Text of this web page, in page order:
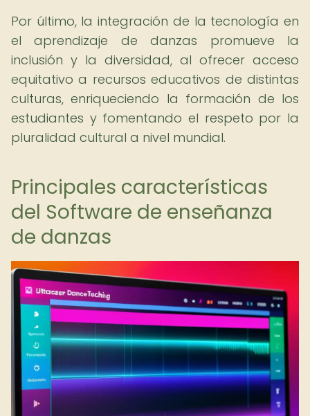
Por último, la integración de la tecnología en
el aprendizaje de danzas promueve la
inclusión y la diversidad, al ofrecer acceso
equitativo a recursos educativos de distintas
culturas, enriqueciendo la formación de los
estudiantes y fomentando el respeto por la
pluralidad cultural a nivel mundial.
Principales características
del Software de enseñanza
de danzas